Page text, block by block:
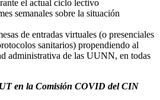
el actual ciclo lectivo
semanales sobre la situación
de entradas virtuales (o presenciales
sanitarios) propendiendo al
administrativa de las UUNN, en todas
en la Comisión COVID del CIN